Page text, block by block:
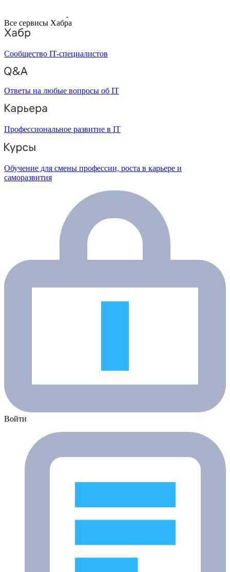
Все сервисы Хабра
Сообщество IT-специалистов
Ответы на любые вопросы об IT
Профессиональное развитие в IT
Обучение для смены профессии, роста в карьере и
саморазвития
Войти